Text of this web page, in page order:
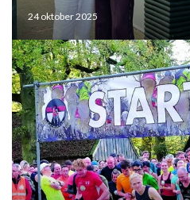
24 oktober 2025